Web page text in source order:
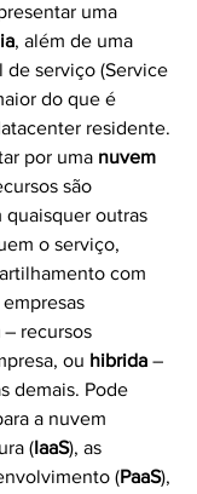
uma
, além de uma
de serviço (Service
do que é
residente.
por uma nuvem
são
quaisquer outras
o serviço,
com
– recursos
ou hibrida –
demais. Pode
a nuvem
(IaaS), as
(PaaS),